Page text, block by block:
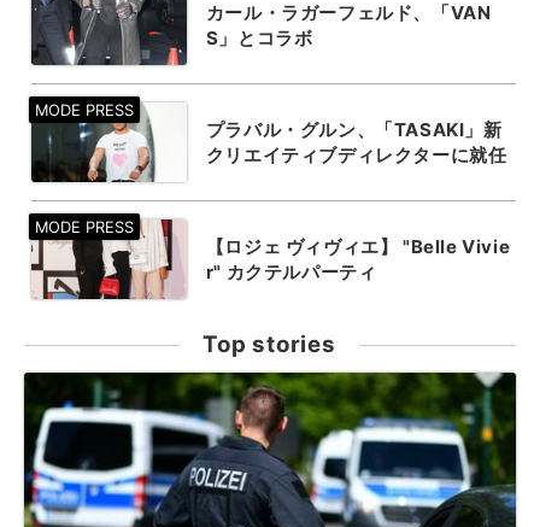
カール・ラガーフェルド、「VAN
S」とコラボ
プラバル・グルン、「TASAKI」新
クリエイティブディレクターに就任
【ロジェ ヴィヴィエ】 "Belle Vivie
r" カクテルパーティ
Top stories